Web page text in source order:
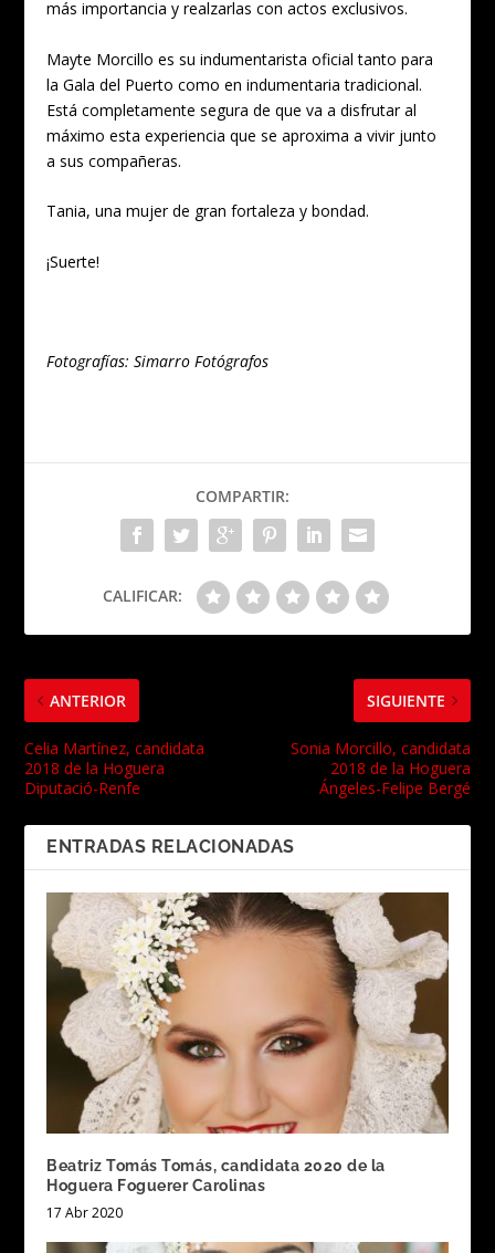
más importancia y realzarlas con actos exclusivos.
Mayte Morcillo es su indumentarista oficial tanto para
la Gala del Puerto como en indumentaria tradicional.
Está completamente segura de que va a disfrutar al
máximo esta experiencia que se aproxima a vivir junto
a sus compañeras.
Tania, una mujer de gran fortaleza y bondad.
¡Suerte!
Fotografías: Simarro Fotógrafos
COMPARTIR:
CALIFICAR:
ANTERIOR
Celia Martínez, candidata
2018 de la Hoguera
Diputació-Renfe
SIGUIENTE
Sonia Morcillo, candidata
2018 de la Hoguera
Ángeles-Felipe Bergé
ENTRADAS RELACIONADAS
Beatriz Tomás Tomás, candidata 2020 de la
Hoguera Foguerer Carolinas
17 Abr 2020